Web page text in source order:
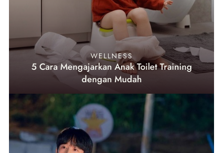
WELLNESS
5 Cara Mengajarkan Anak Toilet Training
dengan Mudah